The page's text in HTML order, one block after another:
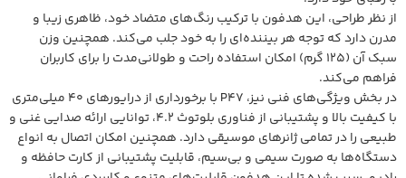
از نظر طراحی، این هدفون با ترکیب رنگ‌های متضاد خود، ظاهری زیبا و
مدرن دارد که توجه هر بیننده‌ای را به خود جلب می‌کند. همچنین وزن
سبک آن (125 گرم) امکان استفاده راحت و طولانی‌مدت را برای کاربران
فراهم می‌کند.
در بخش ویژگی‌های فنی نیز، P47 با برخورداری از درایورهای 40 میلی‌متری
با کیفیت بالا و پشتیبانی از فناوری بلوتوث 4.2، توانایی ارائه صدایی غنی و
طبیعی را در تمامی ژانرهای موسیقی دارد. همچنین امکان اتصال به انواع
دستگاه‌ها به صورت سیمی و بی‌سیم، قابلیت پشتیبانی از کارت حافظه و